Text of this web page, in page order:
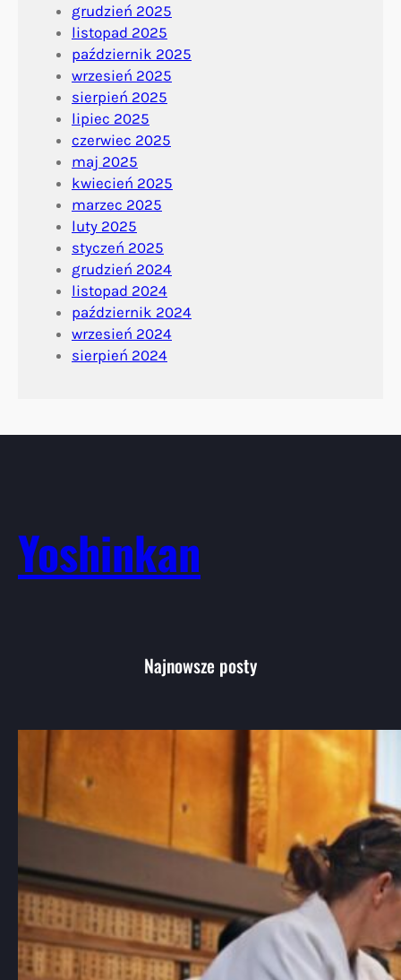
grudzień 2025
listopad 2025
październik 2025
wrzesień 2025
sierpień 2025
lipiec 2025
czerwiec 2025
maj 2025
kwiecień 2025
marzec 2025
luty 2025
styczeń 2025
grudzień 2024
listopad 2024
październik 2024
wrzesień 2024
sierpień 2024
Yoshinkan
Najnowsze posty
Aikido: Wprowadzenie do japońskiej
sztuki walki i jej filozofii
Aikido, choć mniej znane niż karate czy
judo, jest jedną…